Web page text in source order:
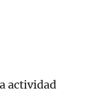
actividad